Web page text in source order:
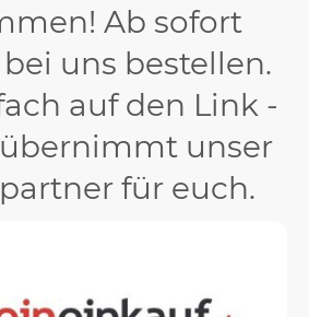
Ab sofort
uns bestellen.
auf den Link -
unser
für euch.